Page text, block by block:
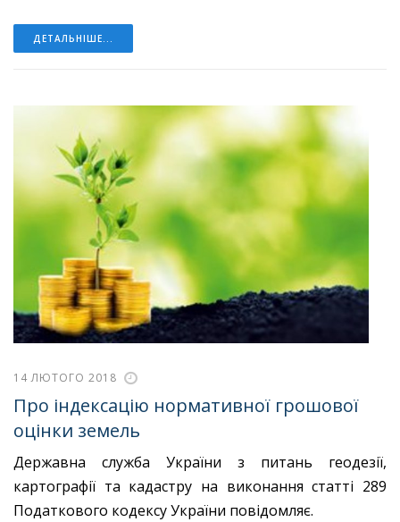
ДЕТАЛЬНІШЕ...
14 ЛЮТОГО 2018
Про індексацію нормативної грошової
оцінки земель
Державна служба України з питань геодезії,
картографії та кадастру на виконання статті 289
Податкового кодексу України повідомляє.